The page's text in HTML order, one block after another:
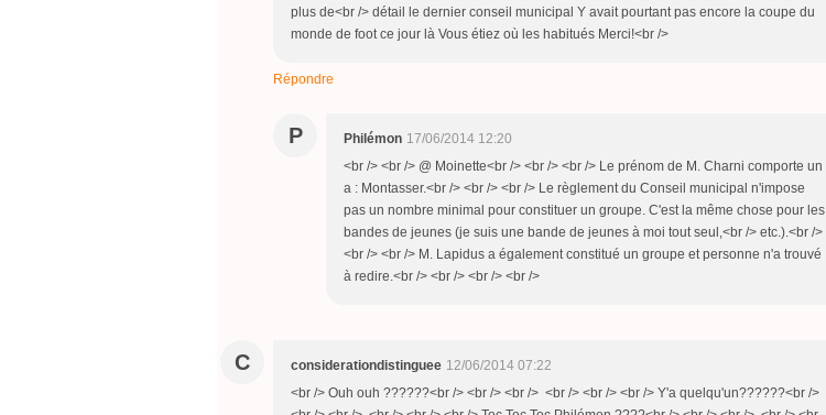
plus de<br /> détail le dernier conseil municipal Y avait pourtant pas encore la coupe du
monde de foot ce jour là Vous étiez où les habitués Merci!<br />
Répondre
P Philémon 17/06/2014 12:20
<br /> <br /> @ Moinette<br /> <br /> <br /> Le prénom de M. Charni comporte un
a : Montasser.<br /> <br /> <br /> Le règlement du Conseil municipal n'impose
pas un nombre minimal pour constituer un groupe. C'est la même chose pour les
bandes de jeunes (je suis une bande de jeunes à moi tout seul,<br /> etc.).<br />
<br /> <br /> M. Lapidus a également constitué un groupe et personne n'a trouvé
à redire.<br /> <br /> <br /> <br />
C considerationdistinguee 12/06/2014 07:22
<br /> Ouh ouh ??????<br /> <br /> <br /> <br /> <br /> <br /> Y'a quelqu'un??????<br />